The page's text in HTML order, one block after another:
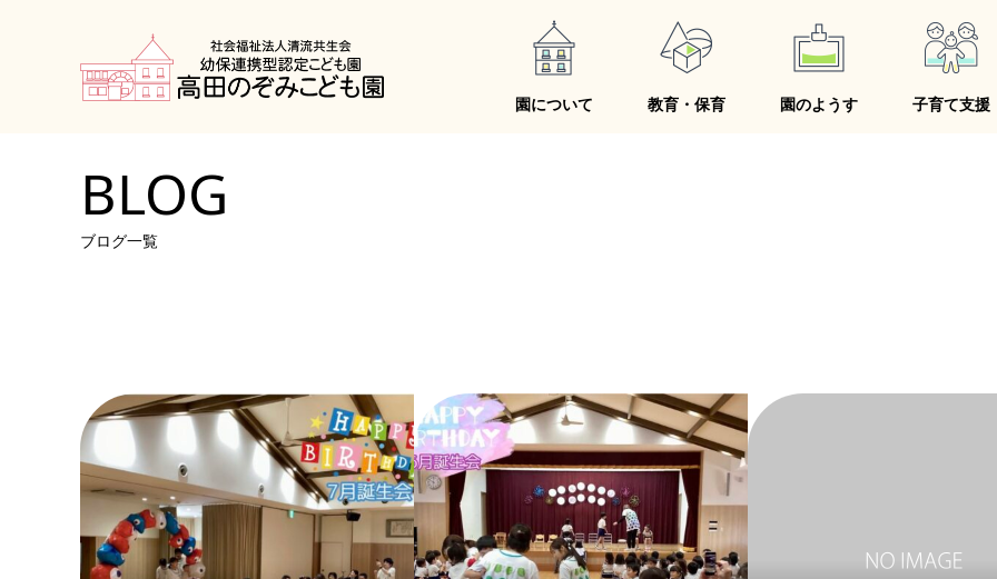
園について 教育・保育 園のようす 子育て支援
BLOG
ブログ一覧